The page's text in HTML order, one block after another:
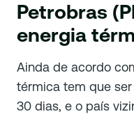
Petrobras
energia
Ainda de acordo
térmica tem que
30 dias, e o país